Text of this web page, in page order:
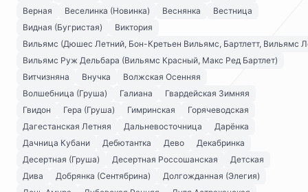
Верная
Веселинка (Новинка) Веснянка
Вестница
Видная (Бугристая)
Виктория
Вильямс (Дюшес Летний, Бон-Кретьен Вильямс, Бартлетт, Вильямс
Вильямс Руж Дельбара (Вильямс Красный, Макс Ред Бартлет)
Витчизняна
Внучка
Волжская Осенняя
Волшебница (Груша)
Галиана
Гвардейская Зимняя
Гвидон
Гера (Груша) Гимринская
Горячеводская
Дагестанская Летняя
Дальневосточница
Дарёнка
Дачница Кубани
Дебютантка Дево
Декабринка
Десертная (Груша)
Десертная Россошанская
Детская
Дива
Добрянка (Сентябрина)
Долгожданная (Элегия)